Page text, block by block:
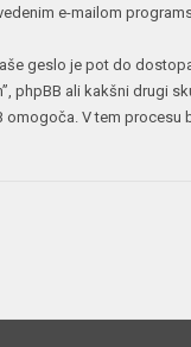
e-mailom
geslo je pot do
phpBB ali kakšni drugi
V tem procesu